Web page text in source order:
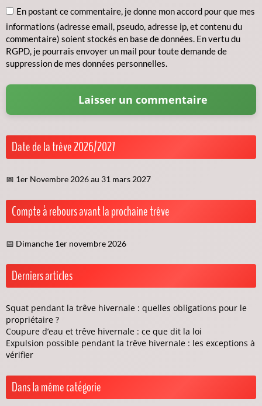
En postant ce commentaire, je donne mon accord pour que mes
informations (adresse email, pseudo, adresse ip, et contenu du
commentaire) soient stockés en base de données. En vertu du
RGPD, je pourrais envoyer un mail pour toute demande de
suppression de mes données personnelles.
Date de la trêve 2026/2027
📅 1er Novembre 2026 au 31 mars 2027
Compte à rebours avant la prochaine trêve
📅 Dimanche 1er novembre 2026
Derniers articles
Squat pendant la trêve hivernale : quelles obligations pour le
propriétaire ?
Coupure d’eau et trêve hivernale : ce que dit la loi
Expulsion possible pendant la trêve hivernale : les exceptions à
vérifier
Dans la même catégorie